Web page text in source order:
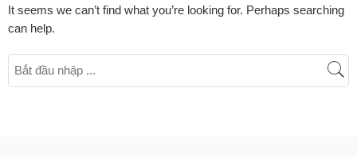
It seems we can’t find what you’re looking for. Perhaps searching
can help.